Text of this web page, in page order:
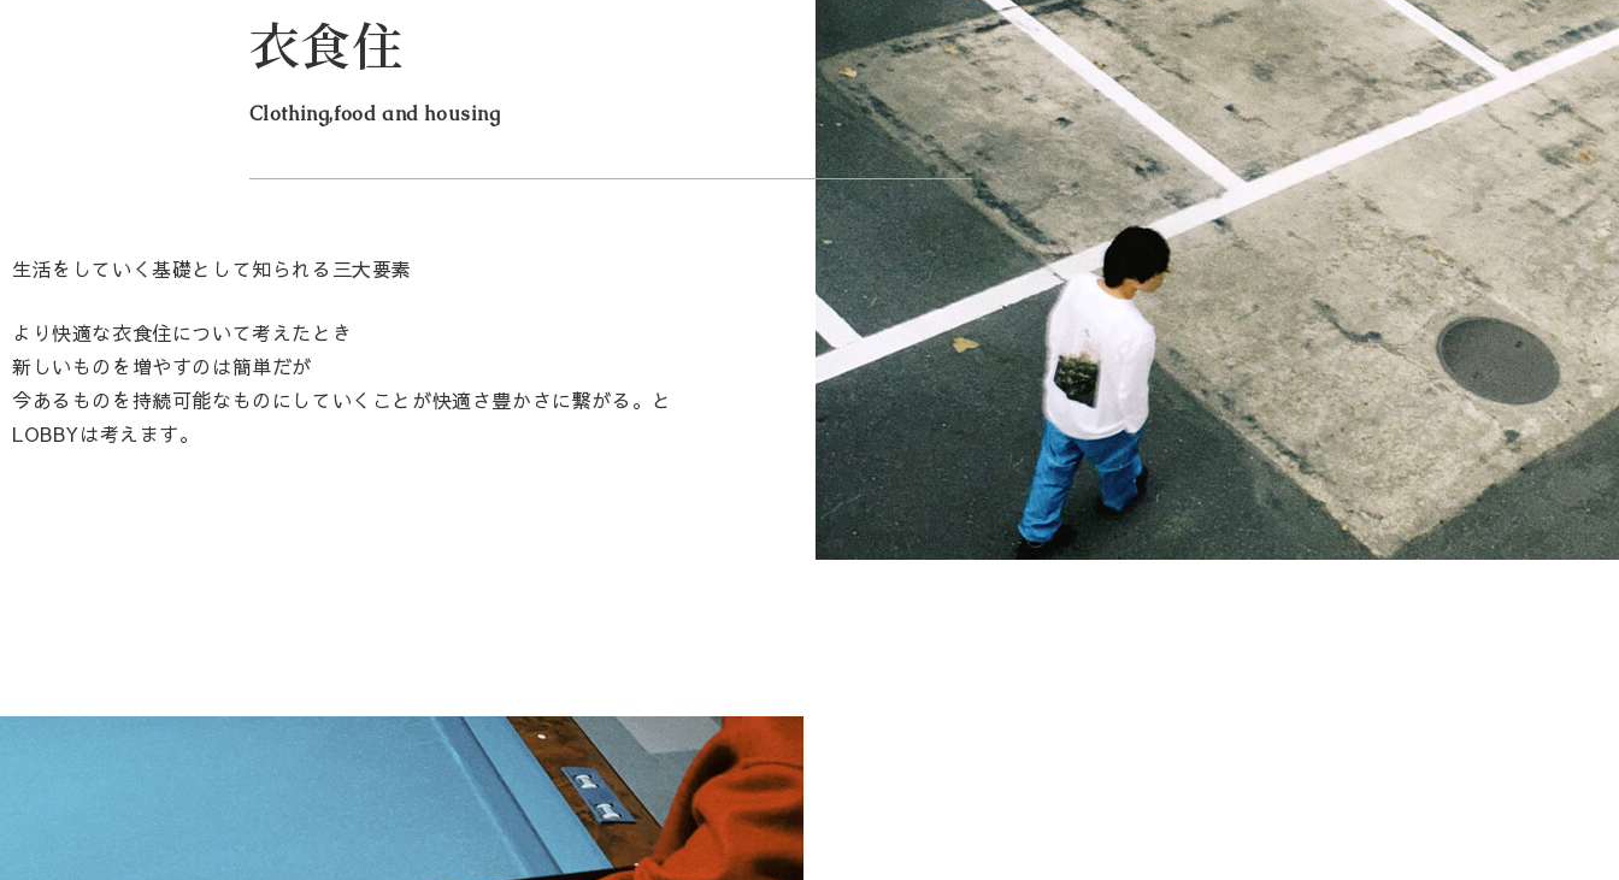
衣食住
Clothing,food and housing
生活をしていく基礎として知られる三大要素
より快適な衣食住について考えたとき
新しいものを増やすのは簡単だが
今あるものを持続可能なものにしていくことが快適さ豊かさに繋がる。と
LOBBYは考えます。